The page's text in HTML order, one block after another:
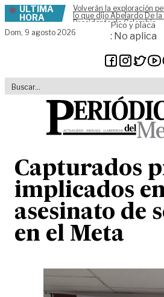
Skip to content
ÚLTIMA
HORA
Volverán la exploración
lo que dijo Abelardo De
Presidente de Colombia
Dom, 9 agosto 2026
Pico y placa
: No aplica
Capturados
implicados
asesinato de
en el Meta